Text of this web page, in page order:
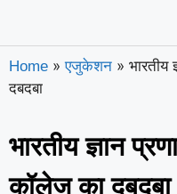
Home » एजुकेशन » भारतीय
दबदबा
भारतीय ज्ञान
कॉलेज का दबदबा